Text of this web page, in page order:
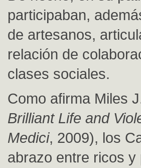
participaban,
de artesanos,
relación de
clases sociales.
Como afirma Miles
Brilliant Life and
Medici, 2009), los
abrazo entre ricos